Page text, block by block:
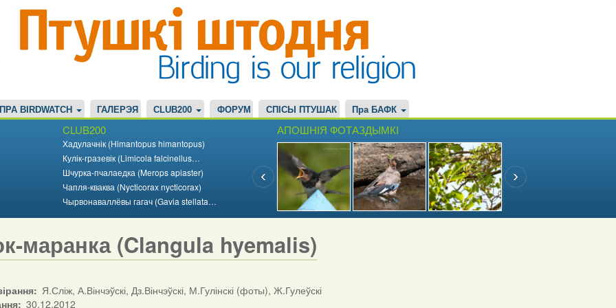
ПРА BIRDWATCH ГАЛЕРЭЯ CLUB200 ФОРУМ СПІСЫ ПТУШАК Пра БАФК
CLUB200
Хадулачнік (Himantopus himantopus)
Кулік-гразевік (Limicola falcinellus…
Шчурка-пчалаедка (Merops apiaster)
Чапля-кваква (Nycticorax nycticorax)
Чырвонаваллёвы гагач (Gavia stellata…
АПОШНІЯ ФОТАЗДЫМКІ
маранка (Clangula hyemalis)
Я.Сліж, А.Вінчэўскі, Дз.Вінчэўскі, М.Гулінскі (фоты), Ж.Гулеўскі
30.12.2012